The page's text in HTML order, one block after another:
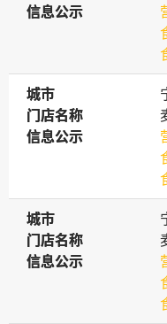
信息公示
信息公示
城市
城市
门店名称
门店名称
信息公示
信息公示
城市
城市
门店名称
门店名称
信息公示
信息公示